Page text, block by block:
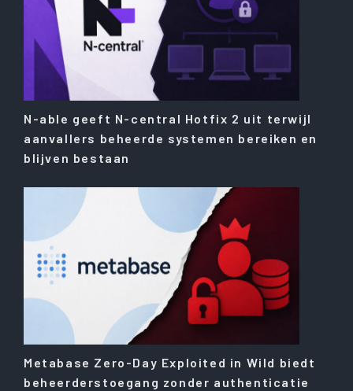
N-able geeft N-central Hotfix 2 uit terwijl
aanvallers beheerde systemen bereiken en
blijven bestaan
Metabase Zero-Day Exploited in Wild biedt
beheerderstoegang zonder authenticatie